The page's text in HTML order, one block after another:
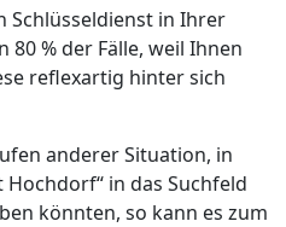
Schlüsseldienst in Ihrer
80 % der Fälle, weil Ihnen
reflexartig hinter sich
anderer Situation, in
Hochdorf“ in das Suchfeld
könnten, so kann es zum